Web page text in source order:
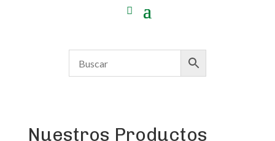
Nuestros Productos